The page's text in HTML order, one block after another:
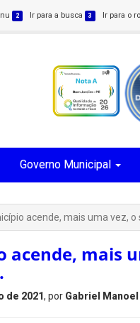
2 Ir para a busca 3 Ir para o
Governo Municipal
acende, mais uma vez,
acende, mais
de 2021, por Gabriel Manoel